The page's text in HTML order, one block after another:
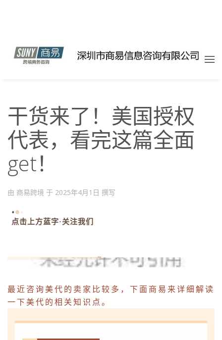
干货来了！美国授权
代表，看完这篇全面
get！
由 商易跨境 于 2025年4月1日 撰写
点击上方蓝字·关注我们
最近咨询美代的卖家比较多，下面商易来详细解读
一下美代的相关知识点。